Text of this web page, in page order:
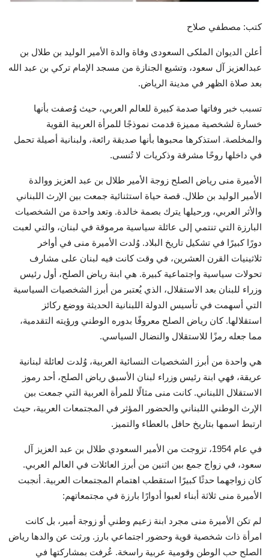
كتب: مصطفي صلاح
أعلن الديوان الملكى السعودى وفاة والدة الأمير الوليد بن طلال بن
عبدالعزيز آل سعود، وتشيع الجنازة من مسجد الإمام تركي بن عبد الله
بعد صلاة الظهر في مدينة الرياض.
تسبب خبر وفاتها صدمة كبيرة للعالم العربي، حيث وُصفت بأنها
خسارة لشخصية مميزة قدمت نموذجًا للمرأة العربية القوية
والمخلصة. استذكرها محبوها بأنها صديقة رائعة، ولبنانية أصيلة تحمل
في داخلها روحًا مشرقة وذكريات لا تُنسى.
الأميرة منى رياض الصلح زوجة الأمير طلال بن عبد العزيز ووالدة
الأمير الوليد بن طلال. قصة حياة استثنائية جمعت بين الإرث اللبناني
والأثر العربي، ورحيلها يترك بصمة خالدة. وتعد واحدة من الشخصيات
البارزة التي تنتمي إلى عائلة سياسية مرموقة في لبنان، والتي لعبت
دورًا كبيرًا في تشكيل تاريخ البلاد. وُلدت الأميرة منى في أواخر
ثلاثينيات القرن العشرين، في وقت كانت فيه لبنان على مشارف
تحولات سياسية واجتماعية كبيرة. هي ابنة رياض الصلح، أول رئيس
وزراء للبنان بعد الاستقلال، الذي يُعتبر من أبرز الشخصيات السياسية
التي أسهمت في تأسيس الدولة اللبنانية الحديثة ووضع ركائز
استقلالها. كان رياض الصلح معروفًا بدوره الوطني ورؤيته التقدمية،
مما جعله رمزًا للاستقلال والنضال السياسي.
هي واحدة من أبرز الشخصيات النسائية العربية، وُلدت لعائلة لبنانية
عريقة، فهي ابنة رئيس وزراء لبنان الأسبق رياض الصلح، أحد رموز
الاستقلال اللبناني. كانت منى مثالًا للمرأة العربية التي جمعت بين
الإرث الوطني اللبناني والحضور المؤثر في المجتمعات العربية، حيث
ارتبط اسمها بتاريخ حافل بالعطاء والتميز.
في عام 1954، تزوجت من الأمير السعودي طلال بن عبد العزيز آل
سعود، في زواج جمع بين اثنين من أبرز العائلات في العالم العربي.
كان زواجهما حدثًا كبيرًا استقطب اهتمام المجتمعات العربية. أنجبت
الأميرة منى ثلاثة أبناء لعبوا أدوارًا بارزة في مجتمعاتهم:
لم تكن الأميرة منى مجرد ابنة زعيم وطني أو زوجة أمير، بل كانت
امرأة ذات شخصية قوية وحضور اجتماعي بارز. ورثت عن والدها رياض
الصلح حب الوطن وقومية عربية راسخة. عُرفت بمشاركتها في